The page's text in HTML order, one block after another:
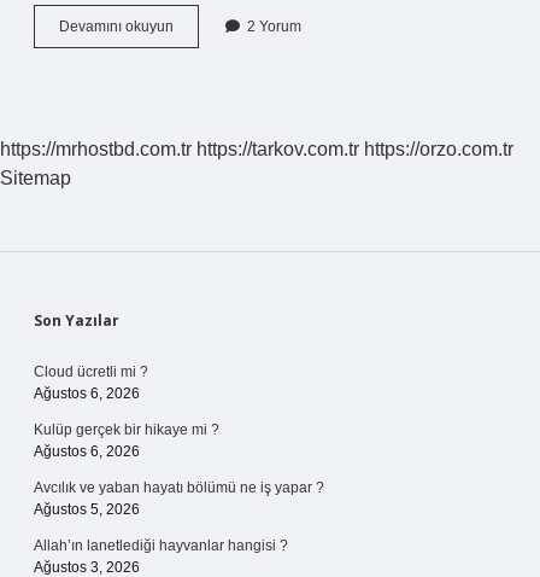
Devamını okuyun
Saat
2 Yorum
https://mrhostbd.com.tr https://tarkov.com.tr https://orzo.com.tr
Sitemap
Sidebar
Son Yazılar
Cloud ücretli mi ?
Ağustos 6, 2026
Kulüp gerçek bir hikaye mi ?
Ağustos 6, 2026
Avcılık ve yaban hayatı bölümü ne iş yapar ?
Ağustos 5, 2026
Allah’ın lanetlediği hayvanlar hangisi ?
Ağustos 3, 2026